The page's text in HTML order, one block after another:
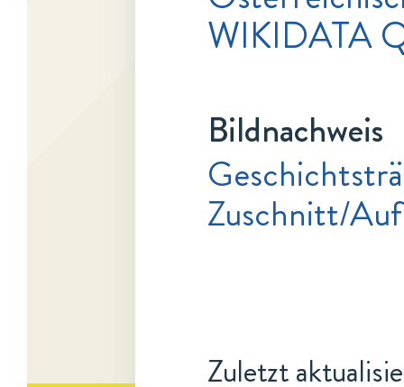
WIKIDATA
Bildnachweis
Zuschnitt/
Zuletzt